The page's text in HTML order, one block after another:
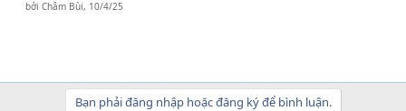
bởiChâm Bùi, 10/4/25
Bạn phải đăng nhập hoặc đăng ký để bình luận.